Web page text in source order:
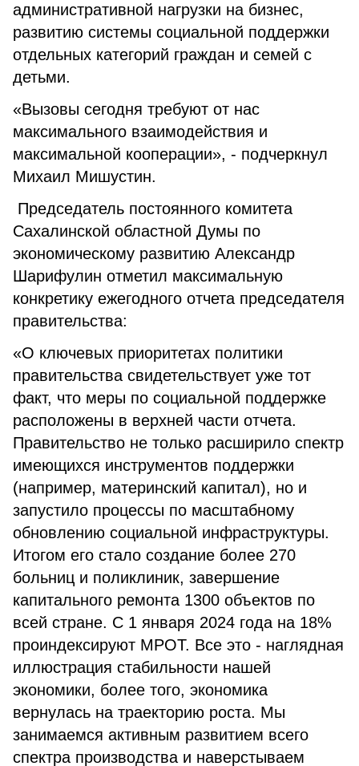
административной нагрузки на бизнес,
развитию системы социальной поддержки
отдельных категорий граждан и семей с
детьми.
«Вызовы сегодня требуют от нас
максимального взаимодействия и
максимальной кооперации», - подчеркнул
Михаил Мишустин.
Председатель постоянного комитета
Сахалинской областной Думы по
экономическому развитию Александр
Шарифулин отметил максимальную
конкретику ежегодного отчета председателя
правительства:
«О ключевых приоритетах политики
правительства свидетельствует уже тот
факт, что меры по социальной поддержке
расположены в верхней части отчета.
Правительство не только расширило спектр
имеющихся инструментов поддержки
(например, материнский капитал), но и
запустило процессы по масштабному
обновлению социальной инфраструктуры.
Итогом его стало создание более 270
больниц и поликлиник, завершение
капитального ремонта 1300 объектов по
всей стране. С 1 января 2024 года на 18%
проиндексируют МРОТ. Все это - наглядная
иллюстрация стабильности нашей
экономики, более того, экономика
вернулась на траекторию роста. Мы
занимаемся активным развитием всего
спектра производства и наверстываем